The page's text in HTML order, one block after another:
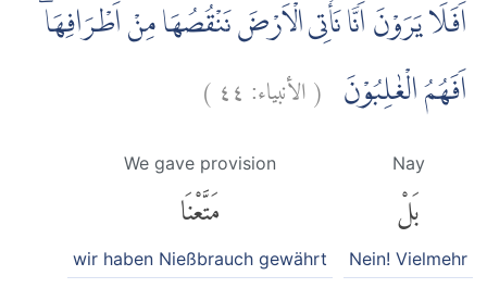
اَفَلَا يَرَوْنَ اَنَّا نَأْتِى الْاَرْضَ نَنْقُصُهَا مِنْ اَطْرَافِهَاۗ
اَفَهُمُ الْغٰلِبُوْنَ (الأنبياء: ٤٤)
Nay
بَلْ
Nein! Vielmehr
We gave provision
مَتَّعْنَا
wir haben Nießbrauch gewährt